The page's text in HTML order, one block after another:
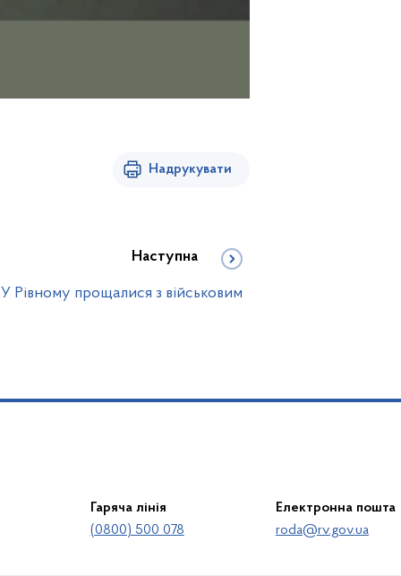
Надрукувати
Наступна
У Рівному прощалися з військовим
Гаряча лінія
(0800) 500 078
Електронна пошта
roda@rv.gov.ua